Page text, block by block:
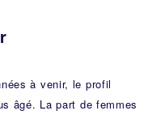
à venir, le profil
âgé. La part de femmes